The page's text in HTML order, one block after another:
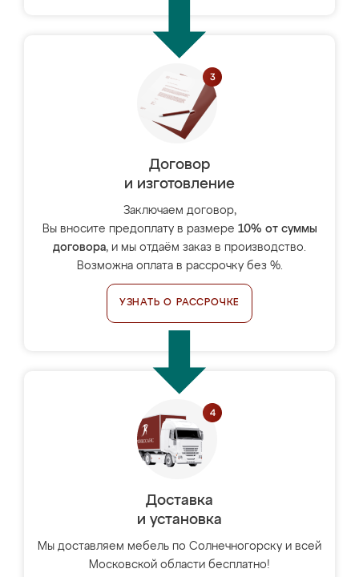
Договор
и изготовление
Заключаем договор,
Вы вносите предоплату в размере 10% от суммы
договора, и мы отдаём заказ в производство.
Возможна оплата в рассрочку без %.
УЗНАТЬ О РАССРОЧКЕ
Доставка
и установка
Мы доставляем мебель по Солнечногорску и всей
Московской области бесплатно!